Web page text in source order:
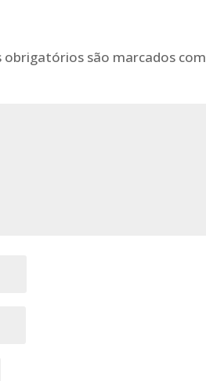
obrigatórios são marcados com